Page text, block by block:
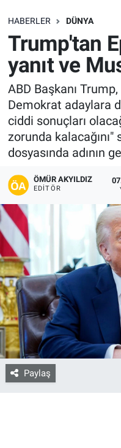
HABERLER DÜNYA
Trump'tan
yanıt ve
ABD Başkanı
Demokrat adaylara
ciddi sonuçları
zorunda
dosyasında adının
ÖMÜR AKYILDIZ
EDITÖR
Paylaş
SAĞLIK
EKONOMİ
EĞİTİM
ÖZEL HABER
Keşfet
ASTROLOJİ
RESMİ İLANLAR
İLAN
Bize ulaşın
İletişim/Künye
Yaşam